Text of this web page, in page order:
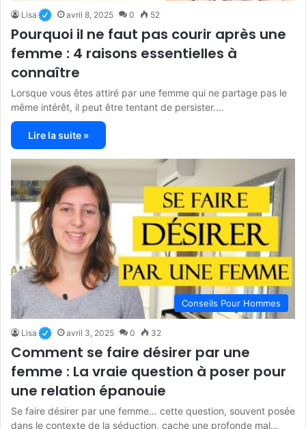
Lisa avril 8, 2025 0 52
Pourquoi il ne faut pas courir après une
femme : 4 raisons essentielles à
connaître
Lorsque vous êtes attiré par une femme qui ne partage pas le
même intérêt, il peut être tentant de persister.…
Lire la suite »
Conseils Pour Hommes
Lisa avril 3, 2025 0 32
Comment se faire désirer par une
femme : La vraie question à poser pour
une relation épanouie
Se faire désirer par une femme… cette question, souvent posée
dans le contexte de la séduction, cache une profonde mal…